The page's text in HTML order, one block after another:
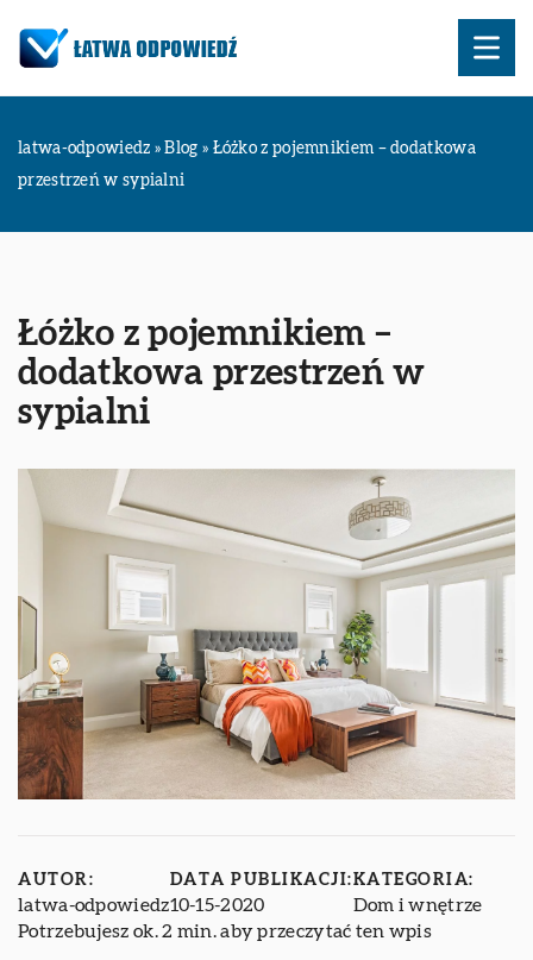
latwa-odpowiedz »Blog » Łóżko z pojemnikiem – dodatkowa
przestrzeń w sypialni
Łóżko z pojemnikiem –
dodatkowa przestrzeń w
sypialni
AUTOR:
latwa-odpowiedz
DATA PUBLIKACJI:
10-15-2020
KATEGORIA:
Dom i wnętrze
Potrzebujesz ok. 2 min. aby przeczytać ten wpis